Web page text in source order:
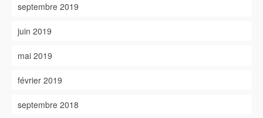
septembre 2019
juin 2019
mai 2019
février 2019
septembre 2018